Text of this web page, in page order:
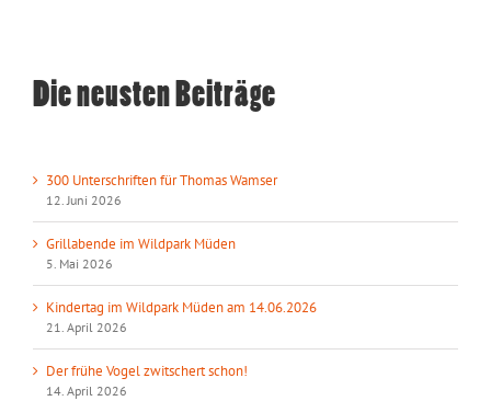
Die neusten Beiträge
300 Unterschriften für Thomas Wamser
12. Juni 2026
Grillabende im Wildpark Müden
5. Mai 2026
Kindertag im Wildpark Müden am 14.06.2026
21. April 2026
Der frühe Vogel zwitschert schon!
14. April 2026